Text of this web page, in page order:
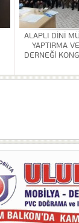
ALAPLI DİNİ
YAPTIRMA
DERNEĞİ